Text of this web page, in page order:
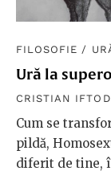
FILOSOFIE /
Ură la
CRISTIAN
Cum se
pildă,
diferit de tine,